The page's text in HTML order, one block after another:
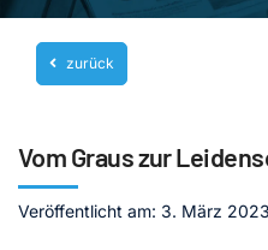
Themen
Blog
Service
Mediathek
zurück
Vom Graus zur
Veröffentlicht am: 3. März 2023